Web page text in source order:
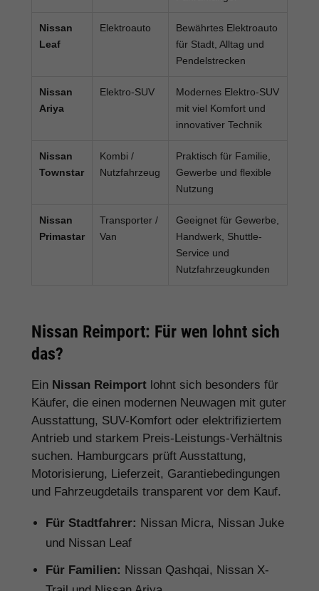
Nissan
Leaf
Elektroauto
Bewährtes Elektroauto
für Stadt, Alltag und
Pendelstrecken
Nissan
Ariya
Elektro-SUV
Modernes Elektro-SUV
mit viel Komfort und
innovativer Technik
Nissan
Townstar
Kombi /
Nutzfahrzeug
Praktisch für Familie,
Gewerbe und flexible
Nutzung
Nissan
Primastar
Transporter /
Van
Geeignet für Gewerbe,
Handwerk, Shuttle-
Service und
Nutzfahrzeugkunden
Nissan Reimport: Für wen lohnt sich
das?
Ein Nissan Reimport lohnt sich besonders für
Käufer, die einen modernen Neuwagen mit guter
Ausstattung, SUV-Komfort oder elektrifiziertem
Antrieb und starkem Preis-Leistungs-Verhältnis
suchen. Hamburgcars prüft Ausstattung,
Motorisierung, Lieferzeit, Garantiebedingungen
und Fahrzeugdetails transparent vor dem Kauf.
Für Stadtfahrer: Nissan Micra, Nissan Juke
und Nissan Leaf
Für Familien: Nissan Qashqai, Nissan X-